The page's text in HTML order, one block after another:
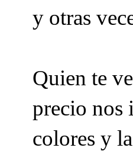
y otras
Quien te
precio nos
colores y